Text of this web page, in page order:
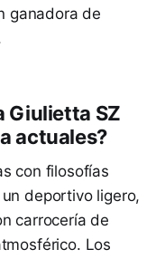
ganadora de
Giulietta SZ
actuales?
con filosofías
deportivo ligero,
carrocería de
Los